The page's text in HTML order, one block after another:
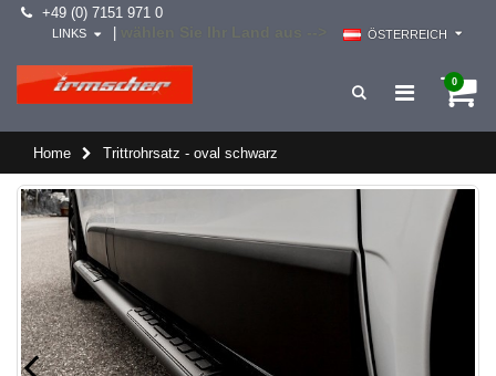
+49 (0) 7151 971 0
ÖSTERREICH
LINKS
0
Home Trittrohrsatz - oval schwarz